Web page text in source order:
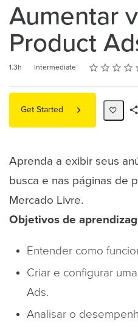
Aumentar
Product
Duration
1.3h
Difficulty Intermediate Rating
1 star
2 stars
3 stars
4 stars
5 stars
Average rating: 5.0
6 reviews
Get Started
Aprenda a exibir seus
busca e nas páginas de
Mercado Livre.
Objetivos de
Entender como
Criar e configurar
Ads.
Analisar o